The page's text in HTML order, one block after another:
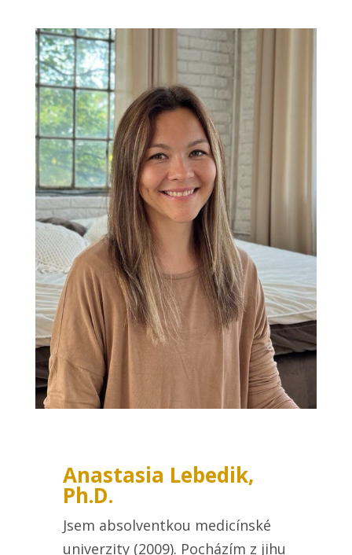
Anastasia Lebedik,
Ph.D.
Jsem absolventkou medicínské
univerzity (2009). Pocházím z jihu